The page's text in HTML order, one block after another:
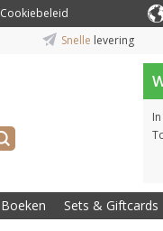
Cookiebeleid
Snelle levering
Boeken Sets & Giftcards